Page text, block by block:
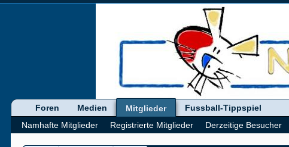
Foren Medien
Mitglieder
Namhafte Mitglieder
Registrierte Mitglieder Derzeitige Besucher
Fussball-Tippspiel